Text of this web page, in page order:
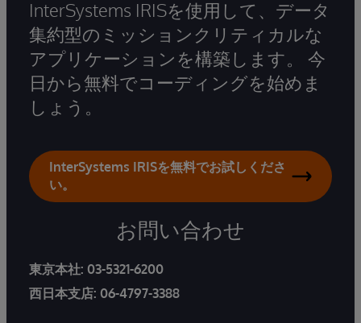
InterSystems IRISを使用して、データ
集約型のミッションクリティカルな
アプリケーションを構築します。 今
日から無料でコーディングを始めま
しょう。
InterSystems IRISを無料でお試しくださ
い。
お問い合わせ
東京本社: 03-5321-6200
西日本支店: 06-4797-3388